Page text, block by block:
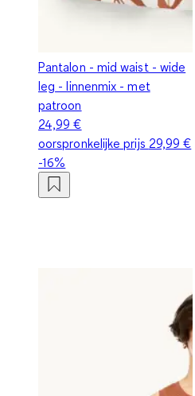
Pantalon - mid waist - wide
leg - linnenmix - met
patroon
24,99 €
oorspronkelijke prijs 29,99 €
-16%